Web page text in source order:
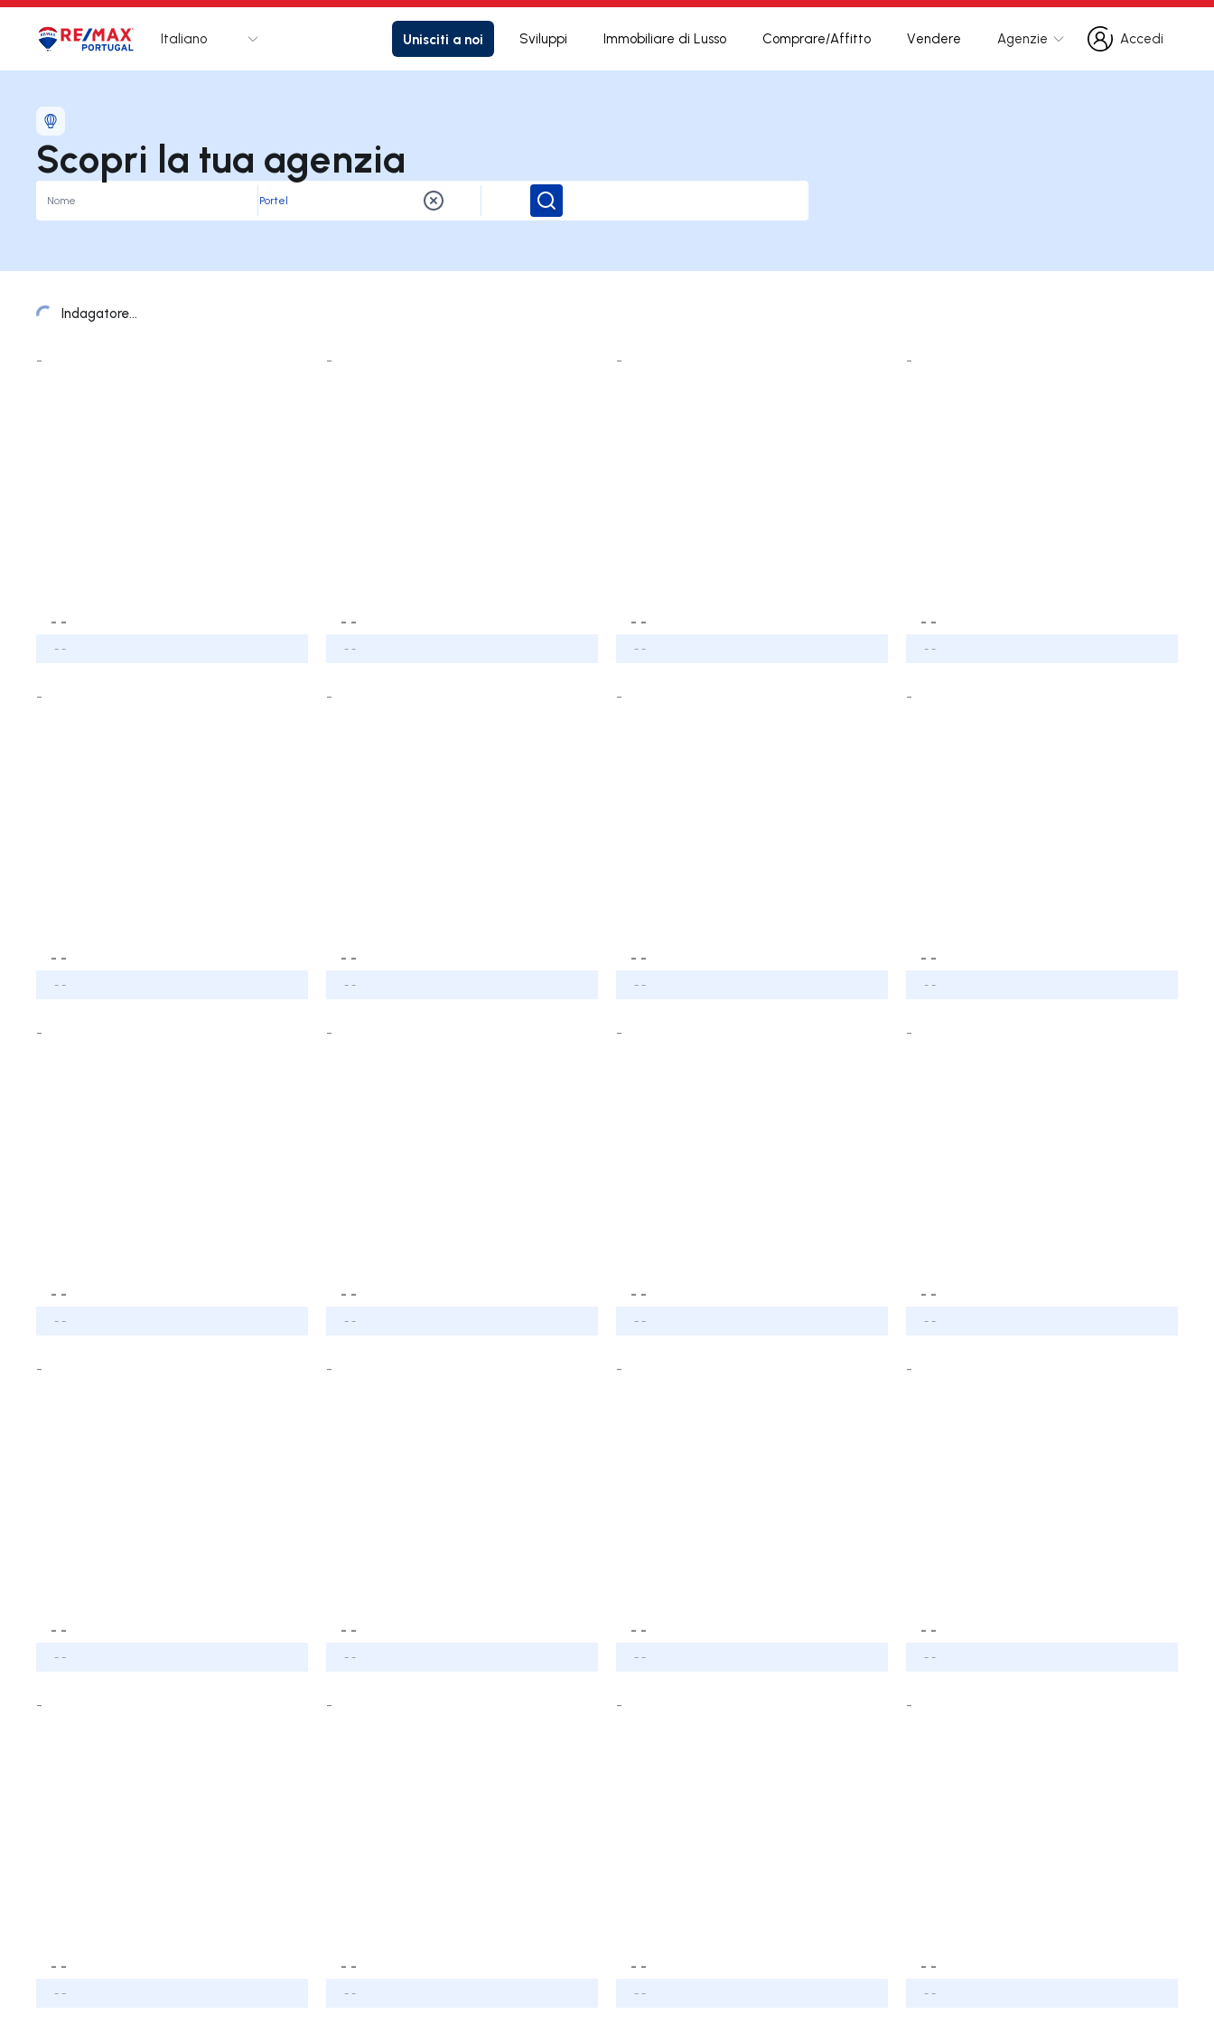
Logo Vai alla homepage
Italiano Unisciti a noi Sviluppi Immobiliare di Lusso Comprare/Affitto Vendere Agenzie
Accedi
Accedi
Scopri la tua agenzia
Ricerca
Indagatore...
Elenco Uffici
-
- -
- -
-
- -
- -
-
- -
- -
-
- -
- -
-
- -
- -
-
- -
- -
-
- -
- -
-
- -
- -
-
- -
- -
-
- -
- -
-
- -
- -
-
- -
- -
-
- -
- -
-
- -
- -
-
- -
- -
-
- -
- -
-
- -
- -
-
- -
- -
-
- -
- -
-
- -
- -